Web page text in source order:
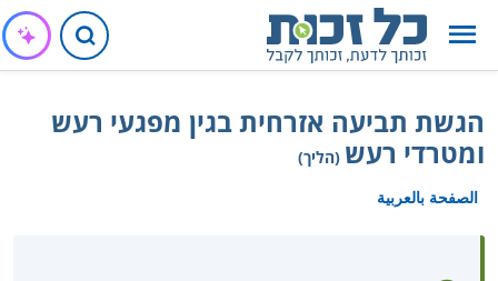
הגשת תביעה אזרחית בגין מפגעי רעש
ומטרדי רעש (הליך)
الصفحة بالعربية